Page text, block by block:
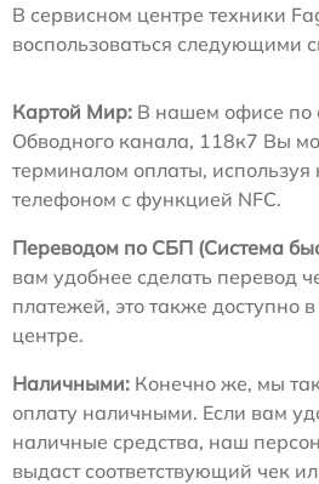
В сервисном центре техники
воспользоваться следующими
Картой Мир: В нашем офисе по
Обводного канала, 118к7 Вы
терминалом оплаты, используя
телефоном с функцией NFC.
Переводом по СБП (Система
вам удобнее сделать перевод
платежей, это также доступно
центре.
Наличными: Конечно же, мы
оплату наличными. Если вам
наличные средства, наш
выдаст соответствующий чек